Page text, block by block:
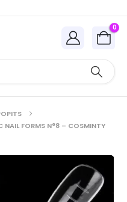
0
NAIL FORMS N°8 – COSMINTY